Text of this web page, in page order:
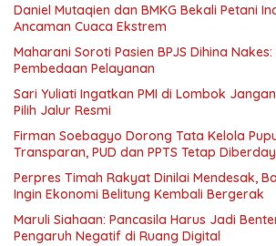
Daniel Mutaqien dan BMKG Bekali Petani
Ancaman Cuaca Ekstrem
Maharani Soroti Pasien BPJS Dihina
Pembedaan Pelayanan
Sari Yuliati Ingatkan PMI di Lombok
Pilih Jalur Resmi
Firman Soebagyo Dorong Tata Kelola
Transparan, PUD dan PPTS Tetap
Perpres Timah Rakyat Dinilai Mendesak,
Ingin Ekonomi Belitung Kembali Bergerak
Maruli Siahaan: Pancasila Harus Jadi
Pengaruh Negatif di Ruang Digital